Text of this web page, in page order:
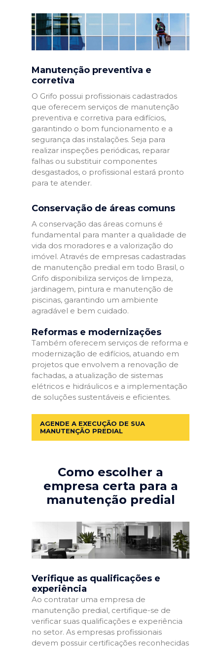
Manutenção preventiva e
corretiva
O Grifo possui profissionais cadastrados
que oferecem serviços de manutenção
preventiva e corretiva para edifícios,
garantindo o bom funcionamento e a
segurança das instalações. Seja para
realizar inspeções periódicas, reparar
falhas ou substituir componentes
desgastados, o profissional estará pronto
para te atender.
Conservação de áreas comuns
A conservação das áreas comuns é
fundamental para manter a qualidade de
vida dos moradores e a valorização do
imóvel. Através de empresas cadastradas
de manutenção predial em todo Brasil, o
Grifo disponibiliza serviços de limpeza,
jardinagem, pintura e manutenção de
piscinas, garantindo um ambiente
agradável e bem cuidado.
Reformas e modernizações
Também oferecem serviços de reforma e
modernização de edifícios, atuando em
projetos que envolvem a renovação de
fachadas, a atualização de sistemas
elétricos e hidráulicos e a implementação
de soluções sustentáveis e eficientes.
AGENDE A EXECUÇÃO DE SUA
MANUTENÇÃO PREDIAL
Como escolher a
empresa certa para a
manutenção predial
Verifique as qualificações e
experiência
Ao contratar uma empresa de
manutenção predial, certifique-se de
verificar suas qualificações e experiência
no setor. As empresas profissionais
devem possuir certificações reconhecidas